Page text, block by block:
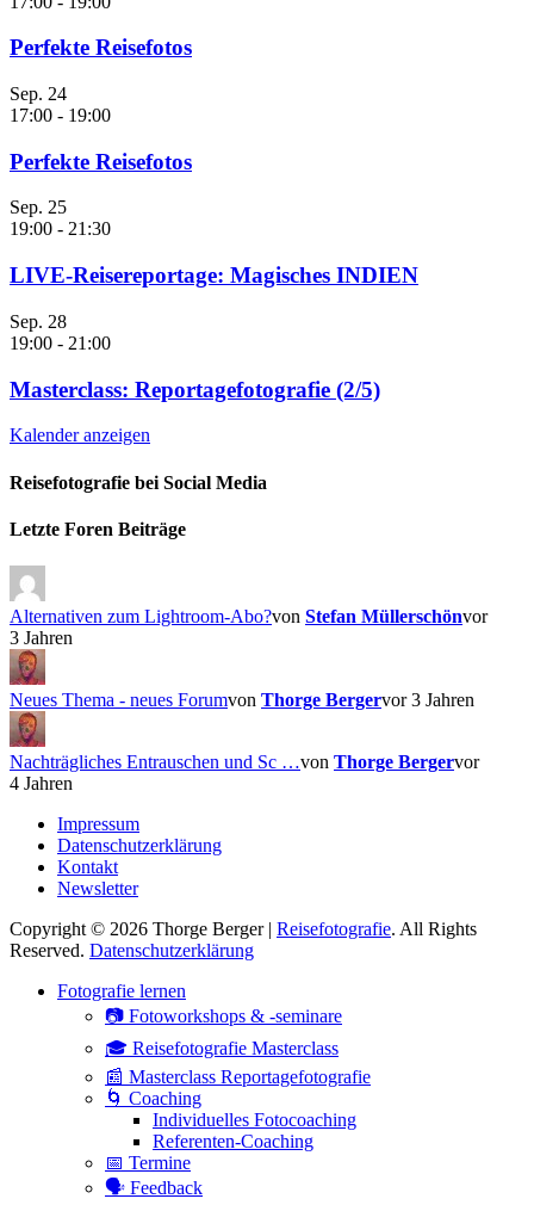
Perfekte Reisefotos
Sep. 24
17:00 - 19:00
Perfekte Reisefotos
Sep. 25
19:00 - 21:30
LIVE-Reisereportage: Magisches INDIEN
Sep. 28
19:00 - 21:00
Masterclass: Reportagefotografie (2/5)
Kalender anzeigen
Reisefotografie bei Social Media
Facebook
Vimeo
YouTube
Instagram
Letzte Foren Beiträge
Alternativen zum Lightroom-Abo?von Stefan Müllerschönvor
3 Jahren
Neues Thema - neues Forumvon Thorge Bergervor 3 Jahren
Nachträgliches Entrauschen und Sc …von Thorge Bergervor
4 Jahren
Impressum
Datenschutzerklärung
Kontakt
Newsletter
Copyright © 2026 Thorge Berger | Reisefotografie. All Rights
Reserved. Datenschutzerklärung
scrollenFotografie lernen
📷 Fotoworkshops & -seminare
🎓 Reisefotografie Masterclass
📰 Masterclass Reportagefotografie
🌀 Coaching
Individuelles Fotocoaching
Referenten-Coaching
📅 Termine
🗣 Feedback